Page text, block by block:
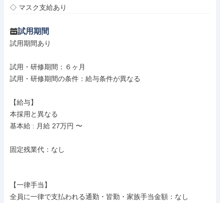
◇ マスク支給あり
試用期間
試用期間あり
試用・研修期間：６ヶ月
試用・研修期間の条件：給与条件が異なる
【給与】
本採用と異なる
基本給 : 月給 27万円 〜
固定残業代：なし
【一律手当】
全員に一律で支払われる通勤・皆勤・家族手当金額：なし